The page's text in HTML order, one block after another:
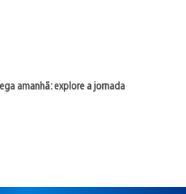
amanhã: explore a jornada